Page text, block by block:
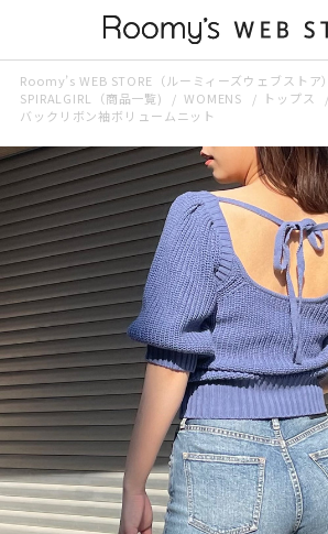
Roomy’s WEB STORE（ルーミィーズウェブストア）
SPIRALGIRL（商品一覧)
WOMENS トップス
バックリボン袖ボリュームニット